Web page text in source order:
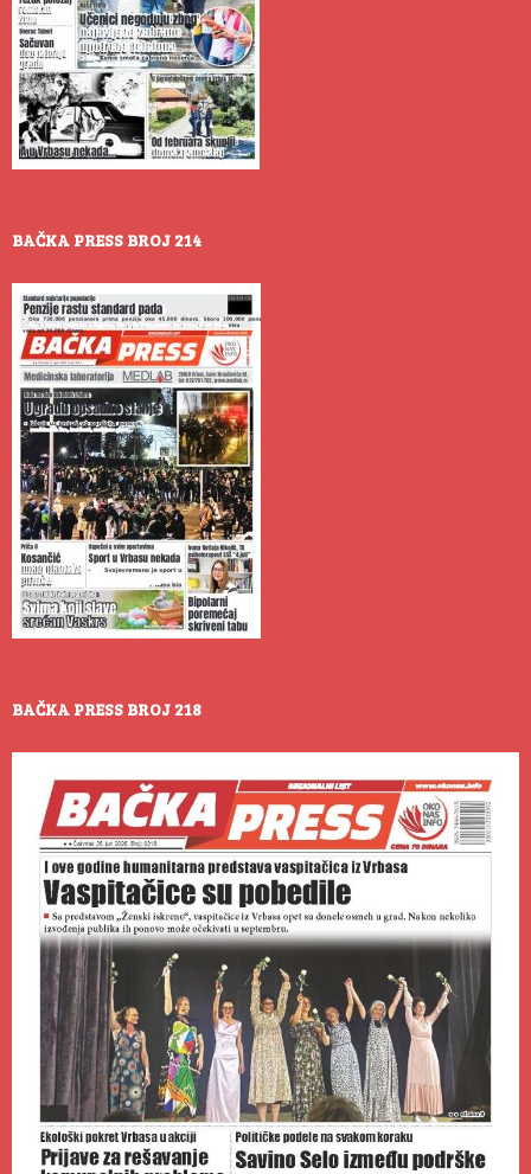
BAČKA PRESS BROJ 214
BAČKA PRESS BROJ 218